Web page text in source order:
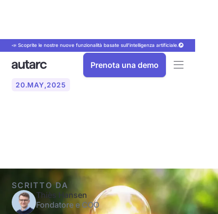
📣 Scoprite le nostre nuove funzionalità basate sull'intelligenza artificiale.
Prenota una demo
20.MAY,2025
SCRITTO DA
Thiès Hansen
Fondatore e COO